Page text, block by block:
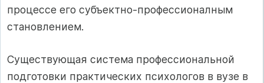
процессе его субъектно-профессионалным
становлением.
Существующая система профессиональной
подготовки практических психологов в вузе в